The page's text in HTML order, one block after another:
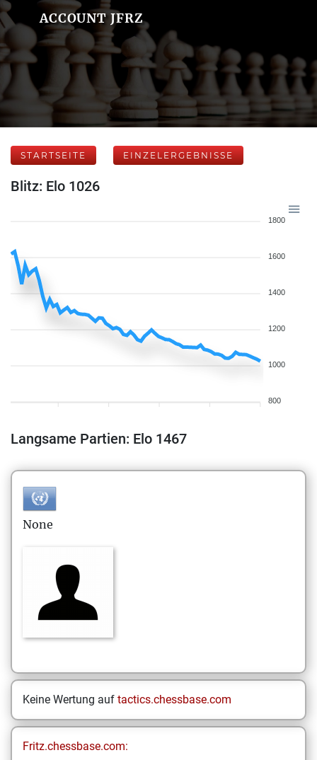
ACCOUNT JFRZ
STARTSEITE EINZELERGEBNISSE
Blitz: Elo 1026
1800
1600
1400
1200
1000
800
Langsame Partien: Elo 1467
None
Keine Wertung auf tactics.chessbase.com
Fritz.chessbase.com: